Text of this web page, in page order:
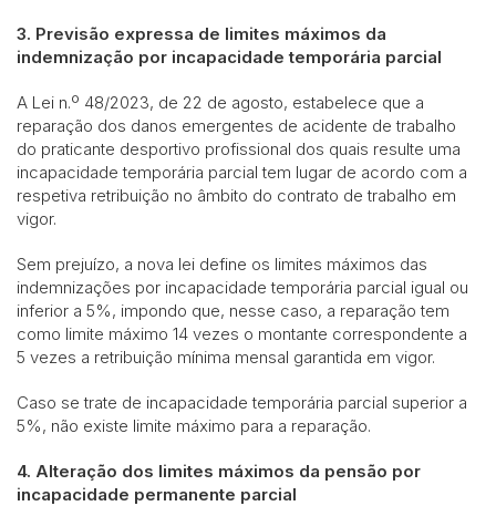
3. Previsão expressa de limites máximos da
indemnização por incapacidade temporária parcial
A Lei n.º 48/2023, de 22 de agosto, estabelece que a
reparação dos danos emergentes de acidente de trabalho
do praticante desportivo profissional dos quais resulte uma
incapacidade temporária parcial tem lugar de acordo com a
respetiva retribuição no âmbito do contrato de trabalho em
vigor.
Sem prejuízo, a nova lei define os limites máximos das
indemnizações por incapacidade temporária parcial igual ou
inferior a 5%, impondo que, nesse caso, a reparação tem
como limite máximo 14 vezes o montante correspondente a
5 vezes a retribuição mínima mensal garantida em vigor.
Caso se trate de incapacidade temporária parcial superior a
5%, não existe limite máximo para a reparação.
4. Alteração dos limites máximos da pensão por
incapacidade permanente parcial